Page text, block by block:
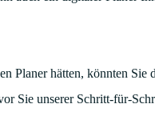
Planer hätten, könnten
Sie unserer Schritt-für-